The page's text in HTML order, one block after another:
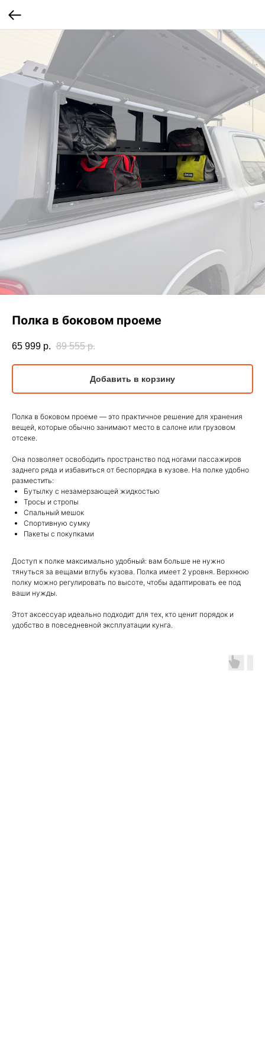
Полка в боковом проеме
65 999 р. 89 555 р.
Добавить в корзину
Полка в боковом проеме — это практичное решение для хранения
вещей, которые обычно занимают место в салоне или грузовом
отсеке.
Она позволяет освободить пространство под ногами пассажиров
заднего ряда и избавиться от беспорядка в кузове. На полке удобно
разместить:
Бутылку с незамерзающей жидкостью
Тросы и стропы
Спальный мешок
Спортивную сумку
Пакеты с покупками
Доступ к полке максимально удобный: вам больше не нужно
тянуться за вещами вглубь кузова. Полка имеет 2 уровня. Верхнюю
полку можно регулировать по высоте, чтобы адаптировать ее под
ваши нужды.
Этот аксессуар идеально подходит для тех, кто ценит порядок и
удобство в повседневной эксплуатации кунга.